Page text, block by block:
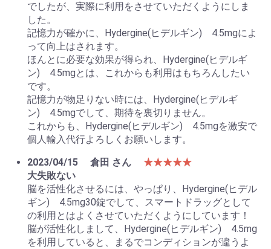
でしたが、実際に利用をさせていただくようにしま
した。
記憶力が確かに、Hydergine(ヒデルギン) 4.5mgによ
って向上はされます。
ほんとに必要な効果が得られ、Hydergine(ヒデルギ
ン) 4.5mgとは、これからも利用はもちろんしたい
です。
記憶力が物足りない時には、Hydergine(ヒデルギ
ン) 4.5mgでして、期待を裏切りません。
これからも、Hydergine(ヒデルギン) 4.5mgを激安で
個人輸入代行よろしくお願いします。
2023/04/15
倉田 さん
★★★★★
大失敗ない
脳を活性化させるには、やっぱり、Hydergine(ヒデル
ギン) 4.5mg30錠でして、スマートドラッグとして
の利用とはよくさせていただくようにしています！
脳が活性化しまして、Hydergine(ヒデルギン) 4.5mg
を利用していると、まるでコンディションが違うよ